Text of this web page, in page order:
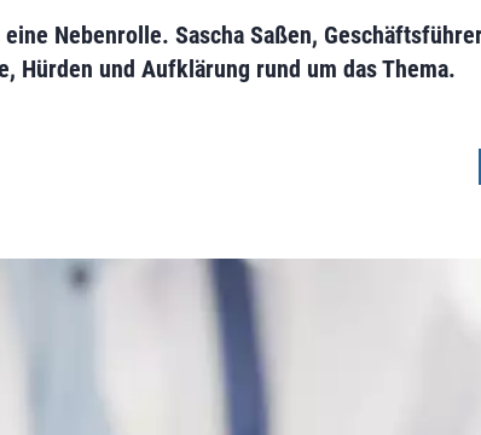
Nebenrolle. Sascha Saßen,
Hürden und Aufklärung rund um das Thema.